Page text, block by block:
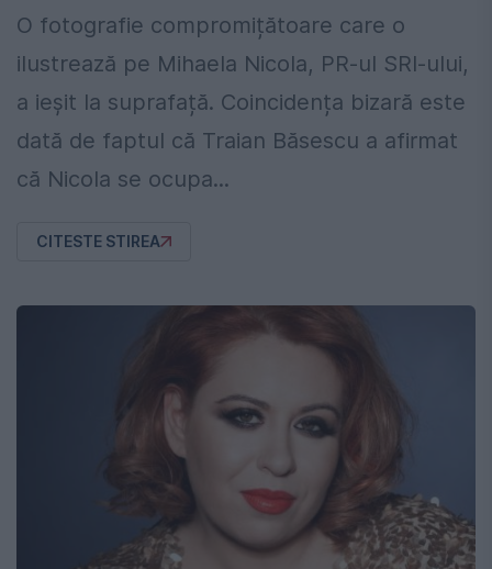
O fotografie compromițătoare care o
ilustrează pe Mihaela Nicola, PR-ul SRI-ului,
a ieșit la suprafață. Coincidența bizară este
dată de faptul că Traian Băsescu a afirmat
că Nicola se ocupa...
CITESTE STIREA